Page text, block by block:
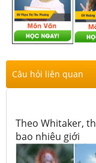
Câu hỏi liên quan
Theo Whitaker,
bao nhiêu giới